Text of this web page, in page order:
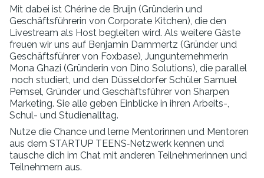
Mit dabei ist Chérine de Bruijn (Gründerin und
Geschäftsführerin von Corporate Kitchen), die den
Livestream als Host begleiten wird. Als weitere Gäste
freuen wir uns auf Benjamin Dammertz (Gründer und
Geschäftsführer von Foxbase), Jungunternehmerin
Mona Ghazi (Gründerin von Dino Solutions), die parallel
noch studiert, und den Düsseldorfer Schüler Samuel
Pemsel, Gründer und Geschäftsführer von Sharpen
Marketing. Sie alle geben Einblicke in ihren Arbeits-,
Schul- und Studienalltag.
Nutze die Chance und lerne Mentorinnen und Mentoren
aus dem STARTUP TEENS‑Netzwerk kennen und
tausche dich im Chat mit anderen Teilnehmerinnen und
Teilnehmern aus.